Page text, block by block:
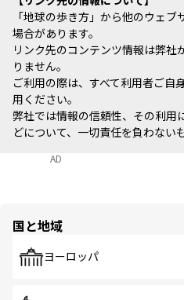
「地球の歩き方」から他のウェ
場合があります。
リンク先のコンテンツ情報は弊社
りません。
ご利用の際は、すべて利用者ご自
用ください。
弊社では情報の信頼性、その利用
どについて、一切責任を負わない
AD
国と地域
ヨーロッパ